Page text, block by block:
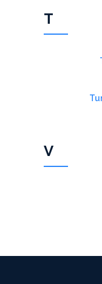
T
V